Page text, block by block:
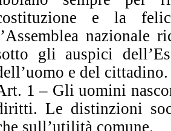
e la
nazionale
gli auspici
e del cittadino.
1 – Gli uomini
Le distinzioni
sull’utilità comune.